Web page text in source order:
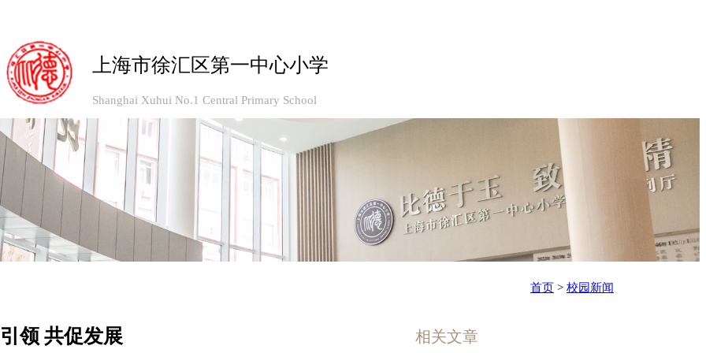
上海市徐汇区第一中心小学
Shanghai Xuhui No.1 Central Primary School
首页 > 校园新闻
领 共促发展 相关文章